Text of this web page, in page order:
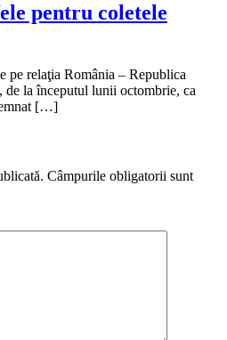
pentru coletele
pe relaţia România – Republica
de la începutul lunii octombrie, ca
[…]
Câmpurile obligatorii sunt